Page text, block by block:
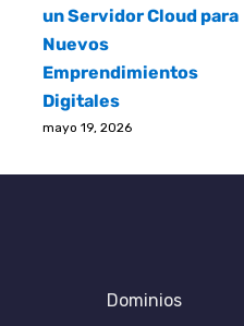
un Servidor Cloud para
Nuevos
Emprendimientos
Digitales
mayo 19, 2026
Dominios